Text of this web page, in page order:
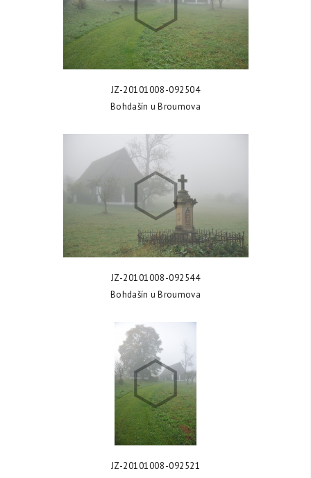
ZOBRAZIT FOTKU
JZ-20101008-092504
Bohdašín u Broumova
ZOBRAZIT FOTKU
JZ-20101008-092544
Bohdašín u Broumova
ZOBRAZIT FOTKU
JZ-20101008-092521